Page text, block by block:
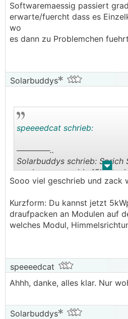
Softwaremaessig passiert
erwarte/fuercht dass es
wo
es dann zu Problemchen
Solarbuddys
. .
speeeedcat schrieb:
──────..
Solarbuddys schrieb: Sprich
vor kurzem nur bis 15kWp
bis 20kWp
in die Batterie)
───────────────
die Übersetzung😁!
Sooo viel geschrieb und zack
Kurzform: Du kannst jetzt
draufpacken an Modulen auf
welches Modul,
speeeedcat
Ahhh, danke, alles klar. Nur
Solarbuddys